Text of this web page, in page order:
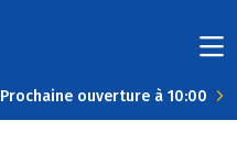
Prochaine ouverture à 10:00